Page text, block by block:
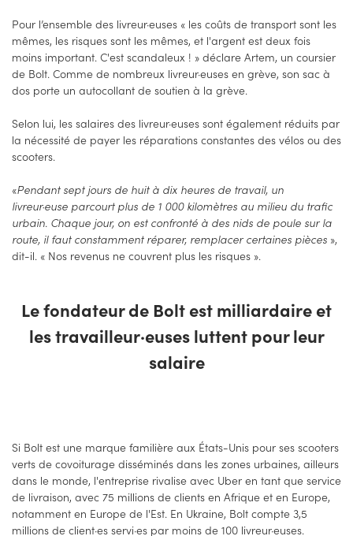
Pour l’ensemble des livreur·euses « les coûts de transport sont les
mêmes, les risques sont les mêmes, et l'argent est deux fois
moins important. C'est scandaleux ! » déclare Artem, un coursier
de Bolt. Comme de nombreux livreur·euses en grève, son sac à
dos porte un autocollant de soutien à la grève.
Selon lui, les salaires des livreur·euses sont également réduits par
la nécessité de payer les réparations constantes des vélos ou des
scooters.
«Pendant sept jours de huit à dix heures de travail, un
livreur·euse parcourt plus de 1 000 kilomètres au milieu du trafic
urbain. Chaque jour, on est confronté à des nids de poule sur la
route, il faut constamment réparer, remplacer certaines pièces »,
dit-il. « Nos revenus ne couvrent plus les risques ».
Le fondateur de Bolt est milliardaire et
les travailleur·euses luttent pour leur
salaire
Si Bolt est une marque familière aux États-Unis pour ses scooters
verts de covoiturage disséminés dans les zones urbaines, ailleurs
dans le monde, l'entreprise rivalise avec Uber en tant que service
de livraison, avec 75 millions de clients en Afrique et en Europe,
notamment en Europe de l'Est. En Ukraine, Bolt compte 3,5
millions de client·es servi·es par moins de 100 livreur·euses.